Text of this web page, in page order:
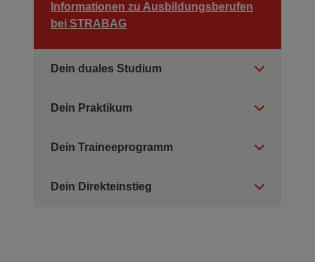
Informationen zu Ausbildungsberufen
bei STRABAG
Dein duales Studium
Dein Praktikum
Dein Traineeprogramm
Dein Direkteinstieg